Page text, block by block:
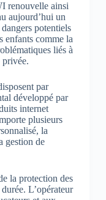
renouvelle ainsi
aujourd’hui un
potentiels
enfants comme la
liés à
privée.
par
développé par
internet
plusieurs
la
gestion de
la protection des
L’opérateur